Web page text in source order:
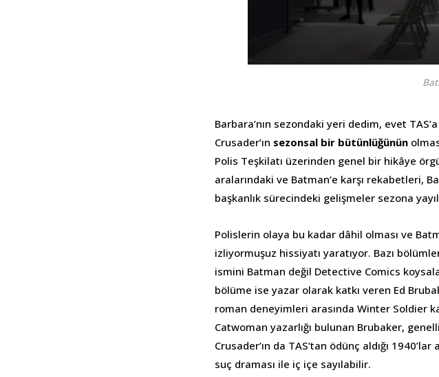
Barbara’nın sezondaki yeri dedim, evet
Crusader’ın sezonsal bir bütünlüğünün
Polis Teşkilatı üzerinden genel bir hikâye
aralarındaki ve Batman’e karşı rekabetleri,
başkanlık sürecindeki gelişmeler sezona
Polislerin olaya bu kadar dâhil olması ve
izliyormuşuz hissiyatı yaratıyor. Bazı
ismini Batman değil Detective Comics
bölüme ise yazar olarak katkı veren Ed
roman deneyimleri arasında Winter Soldier
Catwoman yazarlığı bulunan Brubaker,
Crusader’ın da TAS’tan ödünç aldığı
suç draması ile iç içe sayılabilir.